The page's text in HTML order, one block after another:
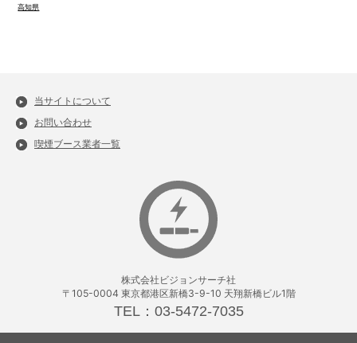
高知県
当サイトについて
お問い合わせ
喫煙ブース業者一覧
株式会社ビジョンサーチ社
〒105-0004 東京都港区新橋3-9-10 天翔新橋ビル1階
TEL：03-5472-7035